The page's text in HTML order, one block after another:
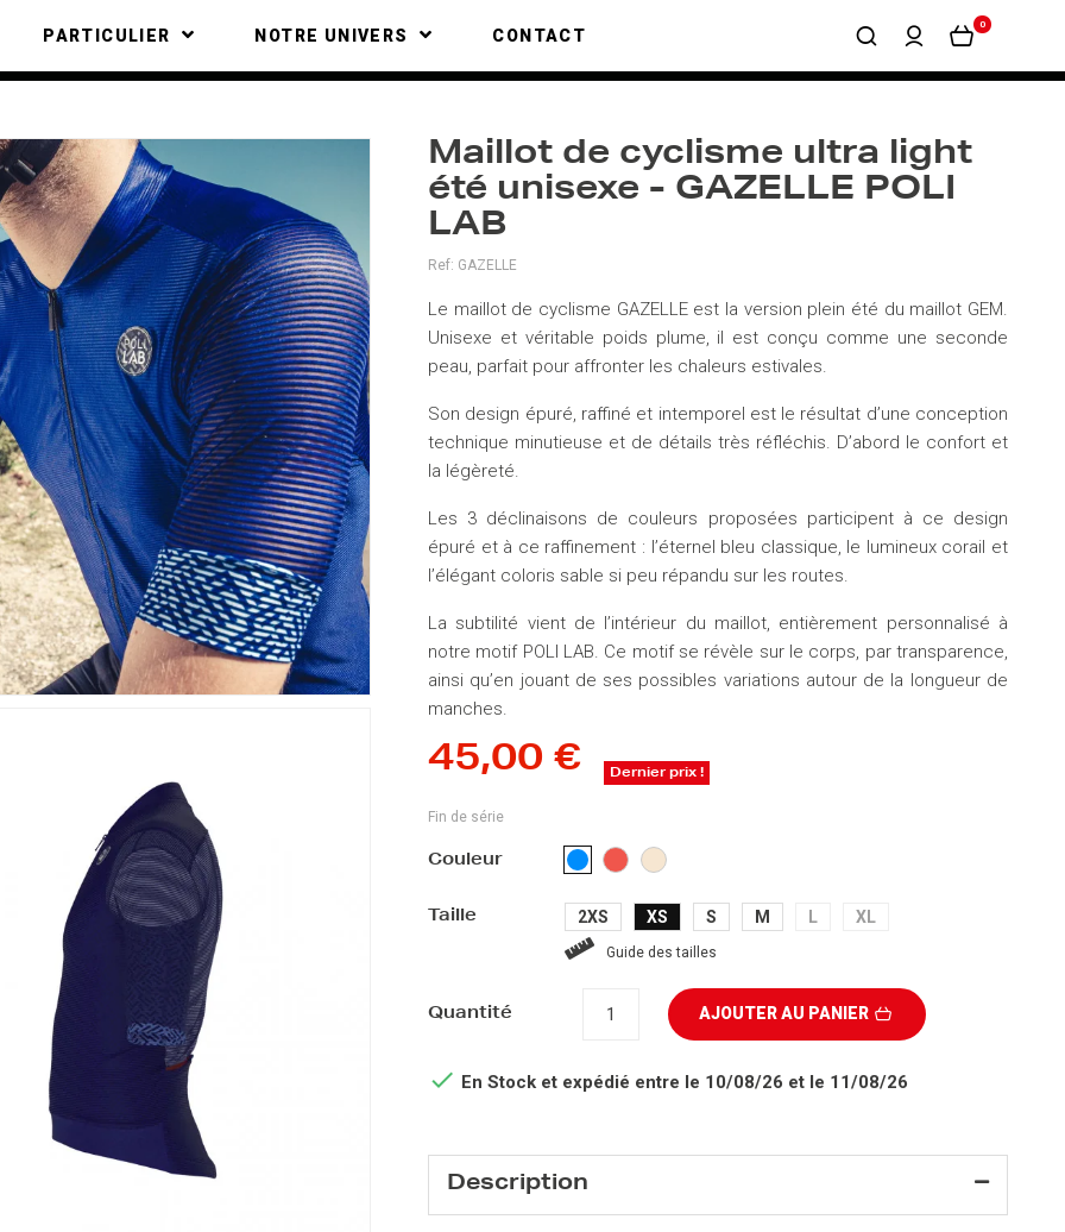
PARTICULIER NOTRE UNIVERS CONTACT
0
Maillot de cyclisme ultra light
été unisexe - GAZELLE POLI
LAB
Ref: GAZELLE
Le maillot de cyclisme GAZELLE est la version plein été du maillot GEM.
Unisexe et véritable poids plume, il est conçu comme une seconde
peau, parfait pour affronter les chaleurs estivales.
Son design épuré, raffiné et intemporel est le résultat d’une conception
technique minutieuse et de détails très réfléchis. D’abord le confort et
la légèreté.
Les 3 déclinaisons de couleurs proposées participent à ce design
épuré et à ce raffinement : l’éternel bleu classique, le lumineux corail et
l’élégant coloris sable si peu répandu sur les routes.
La subtilité vient de l’intérieur du maillot, entièrement personnalisé à
notre motif POLI LAB. Ce motif se révèle sur le corps, par transparence,
ainsi qu’en jouant de ses possibles variations autour de la longueur de
manches.
45,00 € Dernier prix !
Fin de série
Couleur
BLEU
CLAIR
CORAILBEIGE
Taille 2XS XS S M L XL
Guide des tailles
Quantité AJOUTER AU PANIER
 En Stock et expédié entre le 10/08/26 et le 11/08/26
Description